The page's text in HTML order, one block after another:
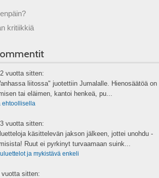
kritiikkiä
2 vuotta sitten:
liitossa" juotettiin Jumalalle. Hienosäätöä on
tai eläimen, kantoi henkeä, pu...
ehtoollisella
3 vuotta sitten:
käsittelevän jakson jälkeen, jottei unohdu -
Ruut ei pyrkinyt turvaamaan suink...
ja mykistävä enkeli
vuotta sitten: